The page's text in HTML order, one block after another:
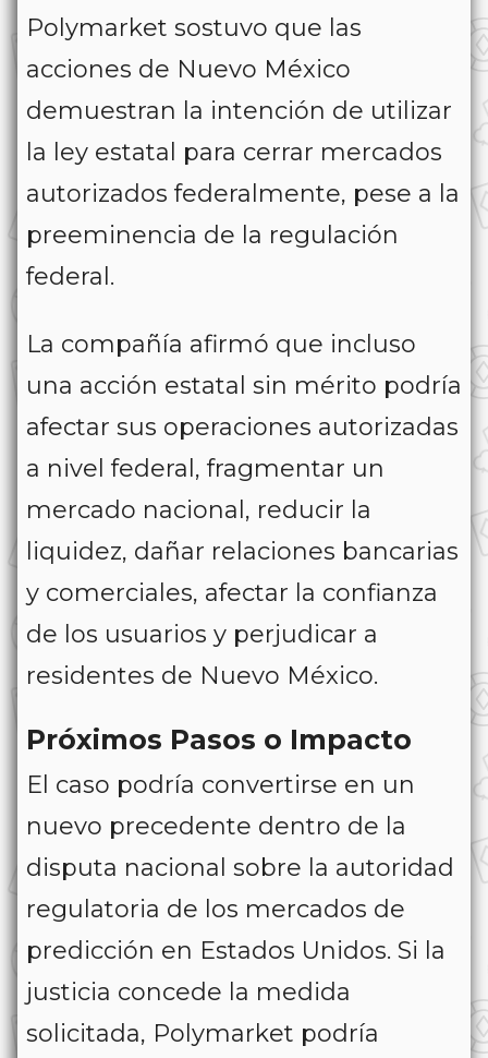
Polymarket sostuvo que las
acciones de Nuevo México
demuestran la intención de utilizar
la ley estatal para cerrar mercados
autorizados federalmente, pese a la
preeminencia de la regulación
federal.
La compañía afirmó que incluso
una acción estatal sin mérito podría
afectar sus operaciones autorizadas
a nivel federal, fragmentar un
mercado nacional, reducir la
liquidez, dañar relaciones bancarias
y comerciales, afectar la confianza
de los usuarios y perjudicar a
residentes de Nuevo México.
Próximos Pasos o Impacto
El caso podría convertirse en un
nuevo precedente dentro de la
disputa nacional sobre la autoridad
regulatoria de los mercados de
predicción en Estados Unidos. Si la
justicia concede la medida
solicitada, Polymarket podría